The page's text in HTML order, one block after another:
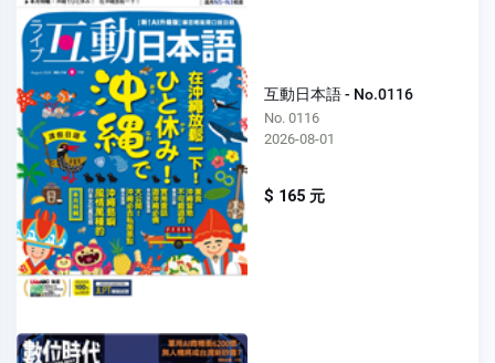
互動日本語 - No.0116
No. 0116
2026-08-01
$ 165 元